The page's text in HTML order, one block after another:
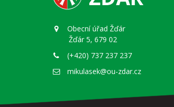
Obecní úřad Žďár
Žďár 5, 679 02
(+420) 737 237 237
mikulasek@ou-zdar.cz